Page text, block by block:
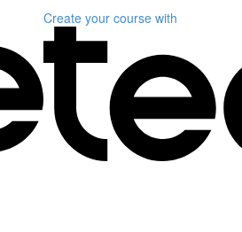
Create your course with